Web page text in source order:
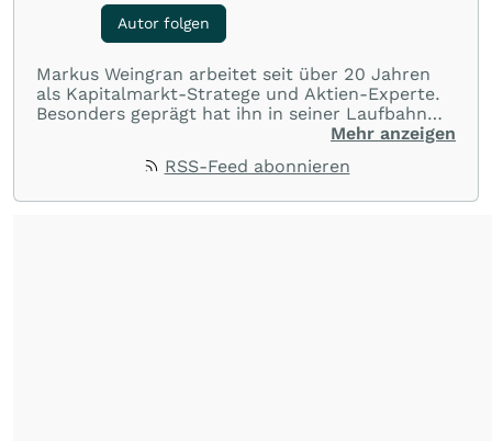
Autor folgen
Markus Weingran arbeitet seit über 20 Jahren
als Kapitalmarkt-Stratege und Aktien-Experte.
Besonders geprägt hat ihn in seiner Laufbahn
die langjährige Zusammenarbeit mit dem
Bernecker versucht in jeder Börsenphase, das
Mehr anzeigen
RSS-Feed abonnieren